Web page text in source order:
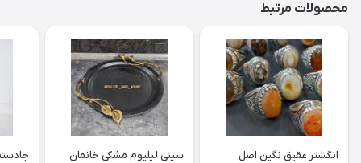
محصولات مرتبط
انگشتر عقیق نگین اصل
سینی لیلیوم مشکی خانمان